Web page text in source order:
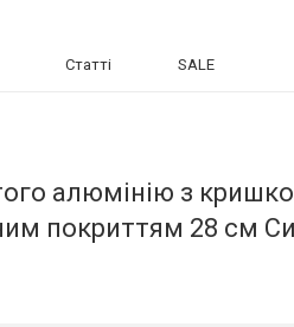
Статті SALE
алюмінію з
покриттям 28 см